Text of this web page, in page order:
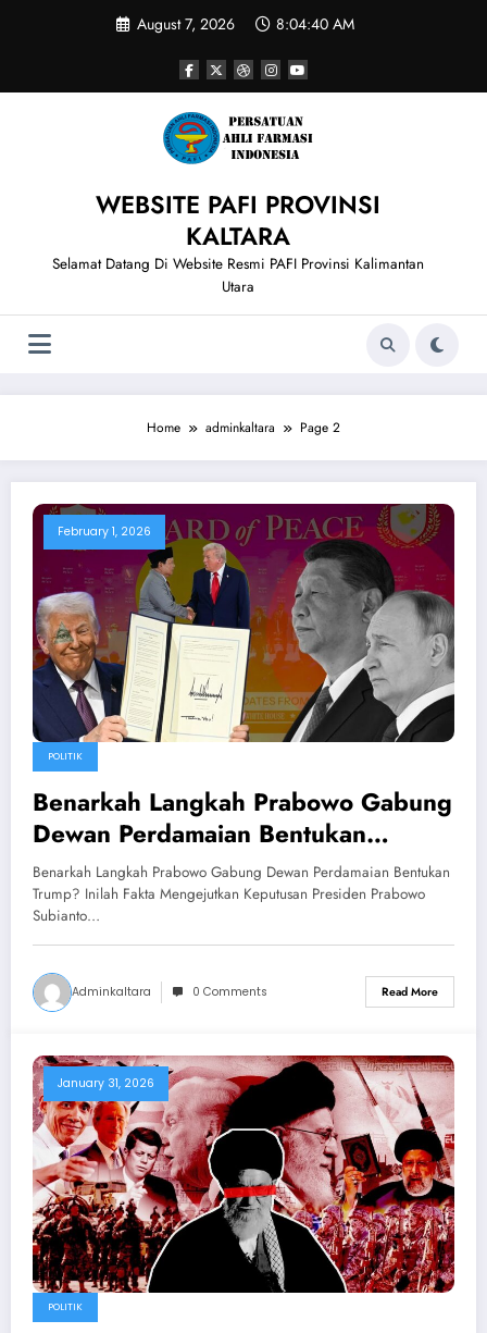
August 7, 2026 8:04:41 AM
WEBSITE PAFI PROVINSI
KALTARA
Selamat Datang Di Website Resmi PAFI Provinsi Kalimantan
Utara
Home adminkaltara Page 2
February 1, 2026
POLITIK
Benarkah Langkah Prabowo Gabung
Dewan Perdamaian Bentukan
Trump? Inilah Fakta Mengejutkan
Benarkah Langkah Prabowo Gabung Dewan Perdamaian Bentukan
Trump? Inilah Fakta Mengejutkan Keputusan Presiden Prabowo
Subianto…
Adminkaltara 0 Comments Read More
January 31, 2026
POLITIK